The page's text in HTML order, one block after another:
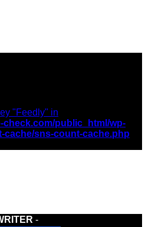
"Feedly" in
public_html/wp-
sns-count-cache.php
-